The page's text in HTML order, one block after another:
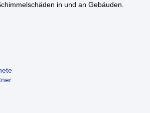
in und an Gebäuden.